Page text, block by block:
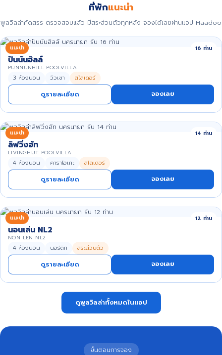
ที่พักแนะนำ
พูลวิลล่าคัดสรร ตรวจสอบแล้ว มีสระส่วนตัวทุกหลัง จองได้เลยผ่านแอป Haadoo
แนะนำ 16 ท่าน
ปันนันฮิลล์
PUNNUNHILL POOLVILLA
3 ห้องนอน วิวเขา สไลเดอร์
ดูรายละเอียด จองเลย
แนะนำ 14 ท่าน
ลิฟวิ่งฮัท
LIVINGHUT POOLVILLA
4 ห้องนอน คาราโอเกะ สไลเดอร์
ดูรายละเอียด จองเลย
แนะนำ 12 ท่าน
นอนเล่น NL2
NON LEN NL2
4 ห้องนอน นอร์ดิก สระส่วนตัว
ดูรายละเอียด จองเลย
ดูพูลวิลล่าทั้งหมดในแอป
ขั้นตอนการจอง